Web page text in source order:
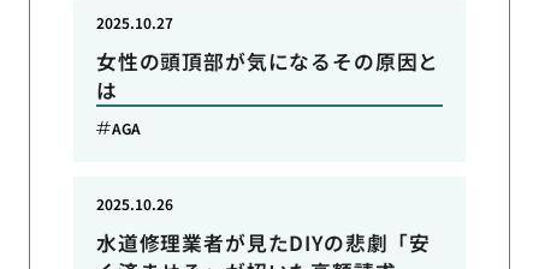
女性の頭頂部が気になるその原因と
は
2025.10.27
AGA
水道修理業者が見たDIYの悲劇「安
2025.10.26